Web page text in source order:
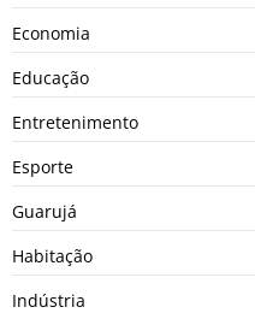
Economia
Educação
Entretenimento
Esporte
Guarujá
Habitação
Indústria